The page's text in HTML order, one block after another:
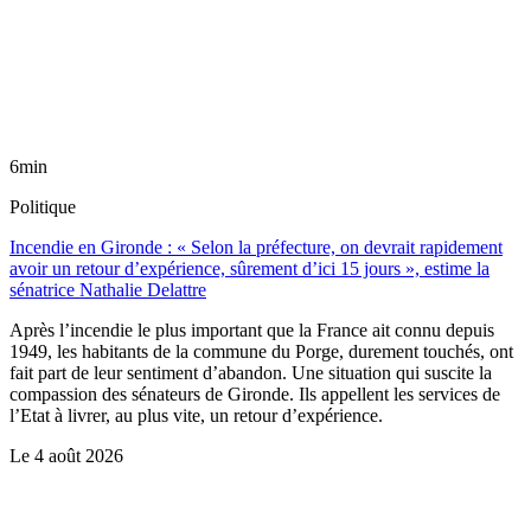
6min
Politique
Incendie en Gironde : « Selon la préfecture, on devrait rapidement
avoir un retour d’expérience, sûrement d’ici 15 jours », estime la
sénatrice Nathalie Delattre
Après l’incendie le plus important que la France ait connu depuis
1949, les habitants de la commune du Porge, durement touchés, ont
fait part de leur sentiment d’abandon. Une situation qui suscite la
compassion des sénateurs de Gironde. Ils appellent les services de
l’Etat à livrer, au plus vite, un retour d’expérience.
Le 4 août 2026